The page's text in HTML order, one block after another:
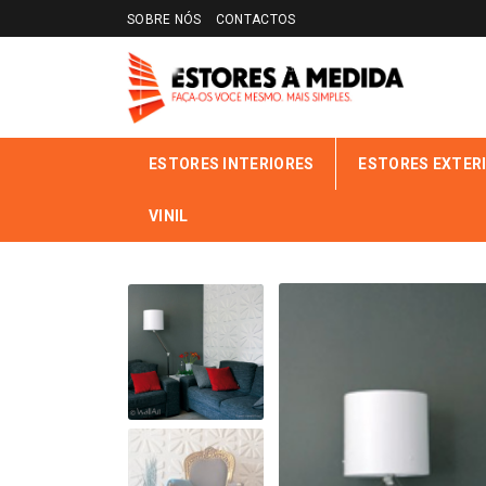
SOBRE NÓS CONTACTOS
ESTORES INTERIORES ESTORES
VINIL
INÍCIO LOJA ONLINE